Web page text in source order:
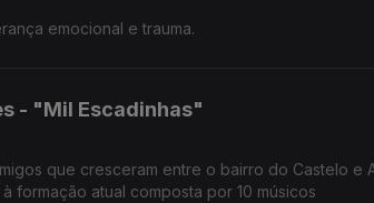
emocional e trauma.
- "Mil Escadinhas"
que cresceram entre o bairro do Castelo e
formação atual composta por 10 músicos